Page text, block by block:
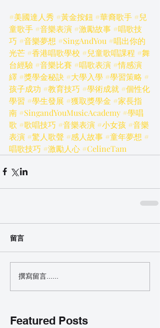
#美國達人秀 #黃金按鈕 #華裔歌手 #兒
童歌手 #音樂表演 #激勵故事 #唱歌技
巧 #音樂夢想 #SingAndYou #唱出你的
光芒 #香港唱歌學校 #兒童歌唱課程 #舞
台經驗 #音樂比賽 #唱歌表演 #情感演
繹 #獎學金秘訣 #大學入學 #學習策略 #
孩子成功 #教育技巧 #學術成就 #個性化
學習 #學生發展 #獲取獎學金 #家長指
南 #SingandYouMusicAcademy #學唱
歌 #歌唱技巧 #音樂表演 #小女孩 #音樂
表演 #驚人歌聲 #感人故事 #童年夢想 #
唱歌技巧 #激勵人心 #CelineTam
留言
撰寫留言......
Featured Posts